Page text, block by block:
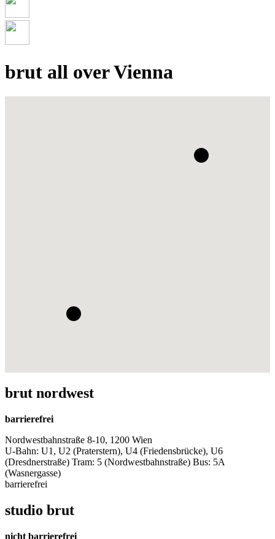
brut all over Vienna
brut nordwest
barrierefrei
Nordwestbahnstraße 8-10, 1200 Wien
U-Bahn: U1, U2 (Praterstern), U4 (Friedensbrücke), U6
(Dresdnerstraße) Tram: 5 (Nordwestbahnstraße) Bus: 5A
(Wasnergasse)
barrierefrei
studio brut
nicht barrierefrei